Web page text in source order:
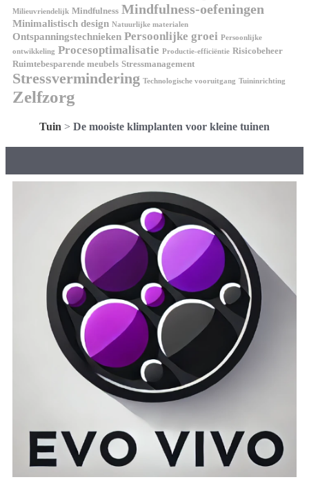
Milieuvriendelijk Mindfulness Mindfulness-oefeningen
Minimalistisch design Natuurlijke materialen
Ontspanningstechnieken Persoonlijke groei Persoonlijke
ontwikkeling Procesoptimalisatie Productie-efficiëntie Risicobeheer
Ruimtebesparende meubels Stressmanagement
Stressvermindering Technologische vooruitgang Tuininrichting
Zelfzorg
Tuin > De mooiste klimplanten voor kleine tuinen